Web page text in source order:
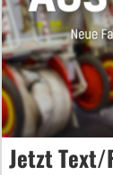
Jetzt